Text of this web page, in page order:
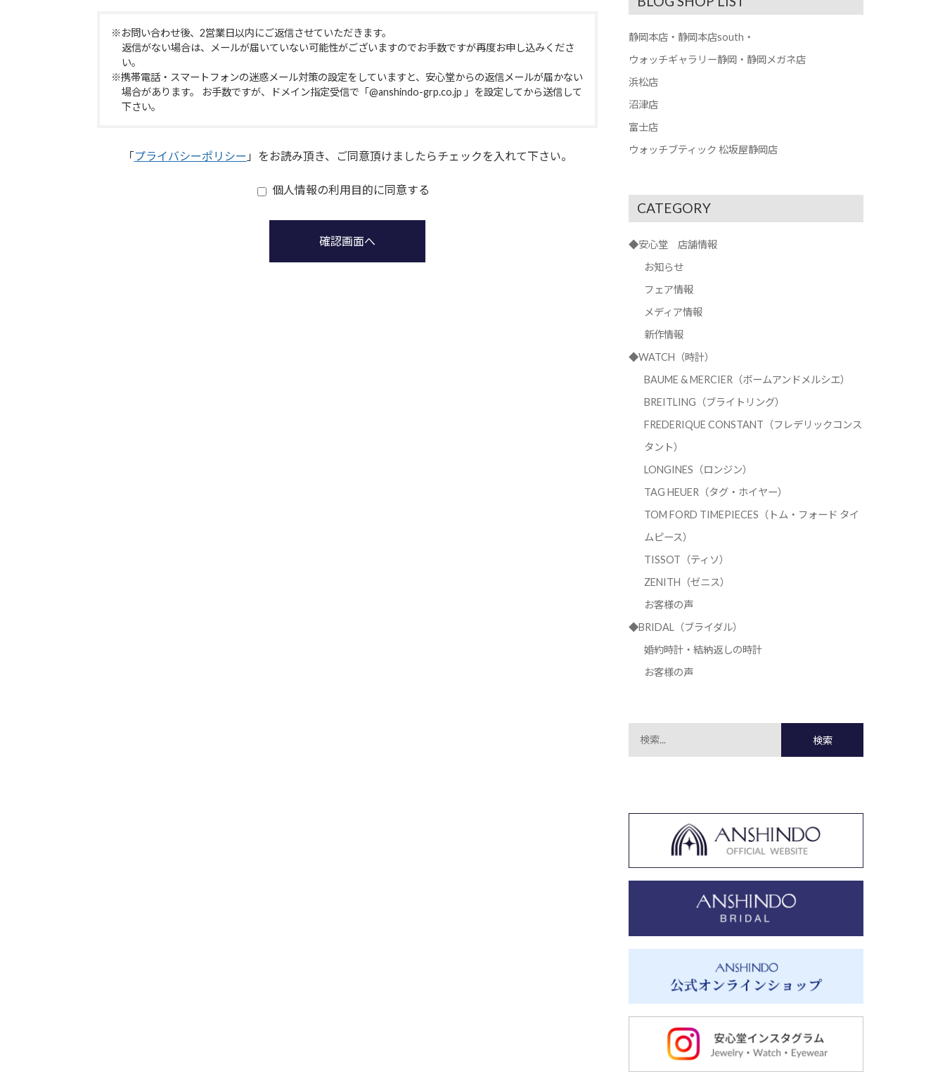
※お問い合わせ後、2営業日以内にご返信させていただきます。
返信がない場合は、メールが届いていない可能性がございますのでお手数ですが再度お申し込みくださ
い。
※携帯電話・スマートフォンの迷惑メール対策の設定をしていますと、安心堂からの返信メールが届かない
場合があります。 お手数ですが、ドメイン指定受信で「@anshindo-grp.co.jp 」を設定してから送信して
下さい。
「プライバシーポリシー 」をお読み頂き、ご同意頂けましたらチェックを入れて下さい。
個人情報の利用目的に同意する
確認画面へ
静岡本店・静岡本店south・
ウォッチギャラリー静岡・静岡メガネ店
浜松店
沼津店
富士店
ウォッチブティック 松坂屋静岡店
CATEGORY
◆安心堂 店舗情報
お知らせ
フェア情報
メディア情報
新作情報
◆WATCH（時計）
BAUME & MERCIER（ボームアンドメルシエ）
BREITLING（ブライトリング）
FREDERIQUE CONSTANT（フレデリックコンス
タント）
LONGINES（ロンジン）
TAG HEUER（タグ・ホイヤー）
TOM FORD TIMEPIECES（トム・フォード タイ
ムピース）
TISSOT（ティソ）
ZENITH（ゼニス）
お客様の声
◆BRIDAL（ブライダル）
婚約時計・結納返しの時計
お客様の声